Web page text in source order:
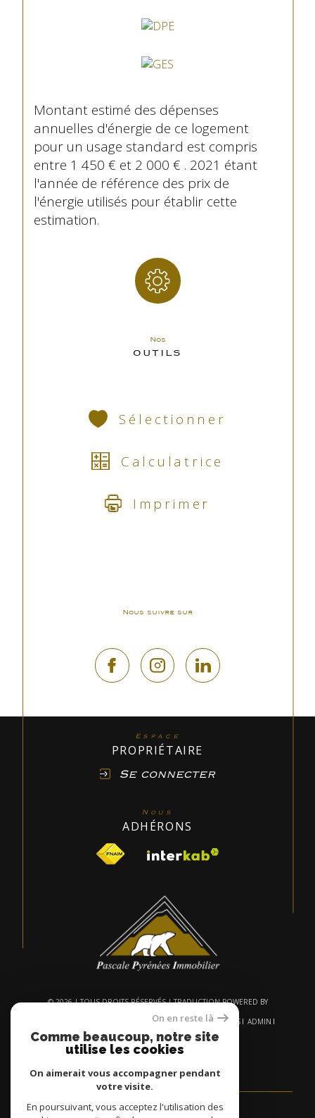
Montant estimé des dépenses
annuelles d'énergie de ce logement
pour un usage standard est compris
entre 1 450 € et 2 000 € . 2021 étant
l'année de référence des prix de
l'énergie utilisés pour établir cette
estimation.
Nos
OUTILS
Sélectionner
Calculatrice
Imprimer
Nous suivre sur
Espace
PROPRIÉTAIRE
Se connecter
Nous
ADHÉRONS
© 2026 | TOUS DROITS RÉSERVÉS | TRADUCTION POWERED BY
PLAN DU SITE MENTIONS LÉGALES
ADMIN
NOS LIENS
POLITIQUE RGPD COOKIES
On en reste là
Comme beaucoup, notre site
utilise les cookies
On aimerait vous accompagner pendant
votre visite.
En poursuivant, vous acceptez l'utilisation des